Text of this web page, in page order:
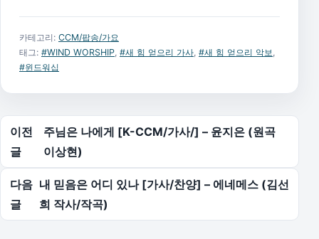
카테고리: CCM/팝송/가요
태그: #WIND WORSHIP, #새 힘 얻으리 가사, #새 힘 얻으리 악보,
#윈드워십
글 탐색
이전
글
주님은 나에게 [K-CCM/가사/] – 윤지은 (원곡
이상현)
다음
글
내 믿음은 어디 있나 [가사/찬양] – 에네메스 (김선
희 작사/작곡)